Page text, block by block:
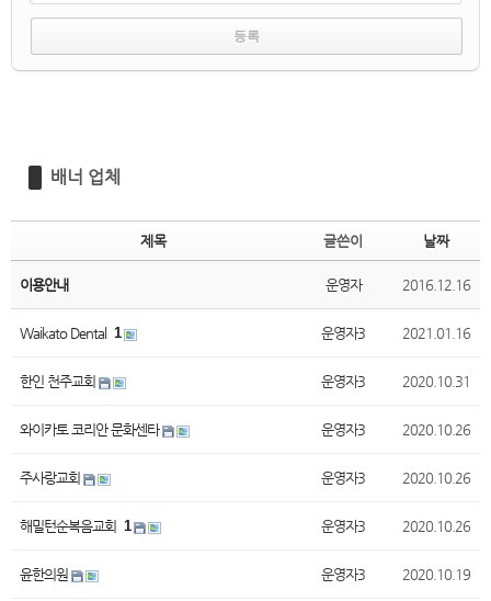
배너 업체
제목 글쓴이 날짜
이용안내 운영자 2016.12.16
Waikato Dental 1 운영자3 2021.01.16
한인 천주교회 운영자3 2020.10.31
와이카토 코리안 문화센타 운영자3 2020.10.26
주사랑교회 운영자3 2020.10.26
해밀턴순복음교회 1 운영자3 2020.10.26
윤한의원 운영자3 2020.10.19